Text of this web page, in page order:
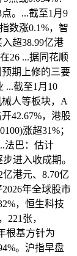
。...截至1月9
数涨0.1%，智
超38.99亿港
26 ...据同花顺
期上修的三要
...截至1月10
人等板块，A
42.67%，港股
涨超31%；
法巴：估计
进入收成期。
港元、8.70亿
年全球股市
，恒生科技
张，
根基方针为
。沪指早盘